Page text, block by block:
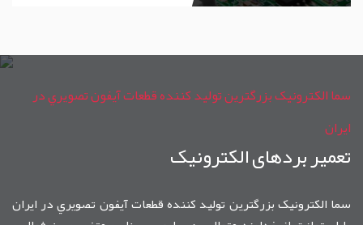
سما الکترونيک بزرگترين توليد کننده قطعات آيفون تصويري در
ايران
تعمیر بردهای الکترونیک
سما الکترونيک بزرگترين توليد کننده قطعات آيفون تصويري در ايران